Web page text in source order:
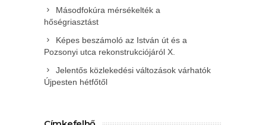
Másodfokúra mérsékelték a
hőségriasztást
Képes beszámoló az István út és a
Pozsonyi utca rekonstrukciójáról X.
Jelentős közlekedési változások várhatók
Újpesten hétfőtől